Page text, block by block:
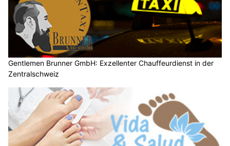
Gentlemen Brunner GmbH: Exzellenter Chauffeurdienst in der
Zentralschweiz